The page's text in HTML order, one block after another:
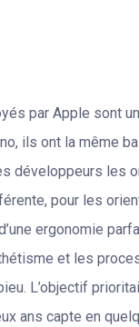
par Apple sont
ils ont la même
développeurs les
pour les
ergonomie
et les
L’objectif
ans capte en